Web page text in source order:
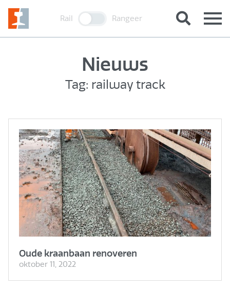
Rail Rangeer
Nieuws
Tag: railway track
Oude kraanbaan renoveren
oktober 11, 2022